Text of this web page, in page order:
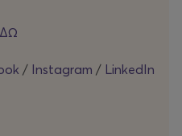
/ Instagram / LinkedIn